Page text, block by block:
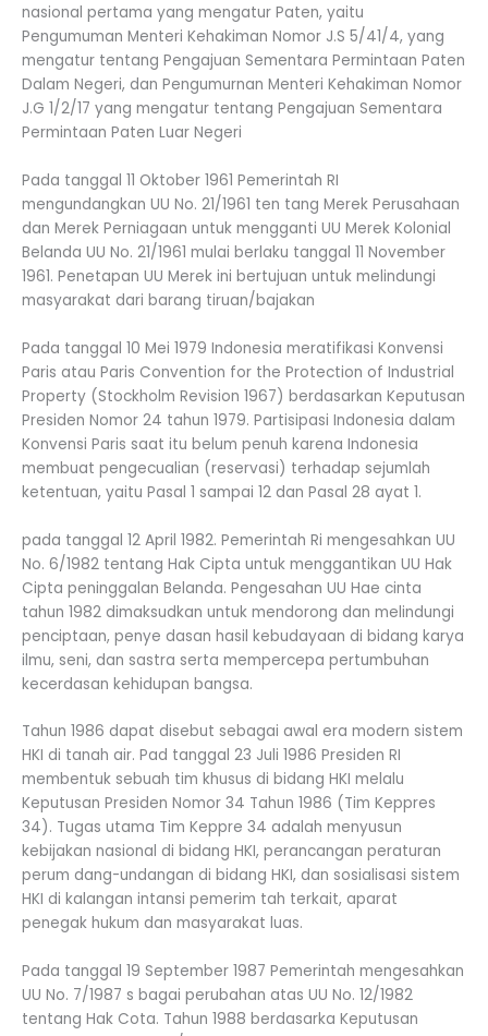
nasional pertama yang mengatur Paten, yaitu
Pengumuman Menteri Kehakiman Nomor J.S 5/41/4, yang
mengatur tentang Pengajuan Sementara Permintaan Paten
Dalam Negeri, dan Pengumurnan Menteri Kehakiman Nomor
J.G 1/2/17 yang mengatur tentang Pengajuan Sementara
Permintaan Paten Luar Negeri
Pada tanggal 11 Oktober 1961 Pemerintah RI
mengundangkan UU No. 21/1961 ten tang Merek Perusahaan
dan Merek Perniagaan untuk mengganti UU Merek Kolonial
Belanda UU No. 21/1961 mulai berlaku tanggal 11 November
1961. Penetapan UU Merek ini bertujuan untuk melindungi
masyarakat dari barang tiruan/bajakan
Pada tanggal 10 Mei 1979 Indonesia meratifikasi Konvensi
Paris atau Paris Convention for the Protection of Industrial
Property (Stockholm Revision 1967) berdasarkan Keputusan
Presiden Nomor 24 tahun 1979. Partisipasi Indonesia dalam
Konvensi Paris saat itu belum penuh karena Indonesia
membuat pengecualian (reservasi) terhadap sejumlah
ketentuan, yaitu Pasal 1 sampai 12 dan Pasal 28 ayat 1.
pada tanggal 12 April 1982. Pemerintah Ri mengesahkan UU
No. 6/1982 tentang Hak Cipta untuk menggantikan UU Hak
Cipta peninggalan Belanda. Pengesahan UU Hae cinta
tahun 1982 dimaksudkan untuk mendorong dan melindungi
penciptaan, penye dasan hasil kebudayaan di bidang karya
ilmu, seni, dan sastra serta mempercepa pertumbuhan
kecerdasan kehidupan bangsa.
Tahun 1986 dapat disebut sebagai awal era modern sistem
HKI di tanah air. Pad tanggal 23 Juli 1986 Presiden RI
membentuk sebuah tim khusus di bidang HKI melalu
Keputusan Presiden Nomor 34 Tahun 1986 (Tim Keppres
34). Tugas utama Tim Keppre 34 adalah menyusun
kebijakan nasional di bidang HKI, perancangan peraturan
perum dang-undangan di bidang HKI, dan sosialisasi sistem
HKI di kalangan intansi pemerim tah terkait, aparat
penegak hukum dan masyarakat luas.
Pada tanggal 19 September 1987 Pemerintah mengesahkan
UU No. 7/1987 s bagai perubahan atas UU No. 12/1982
tentang Hak Cota. Tahun 1988 berdasarka Keputusan